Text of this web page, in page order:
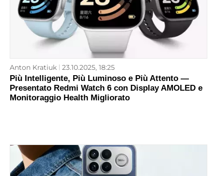
Anton Kratiuk 23.10.2025, 18:25
Più Intelligente, Più Luminoso e Più Attento —
Presentato Redmi Watch 6 con Display AMOLED e
Monitoraggio Health Migliorato